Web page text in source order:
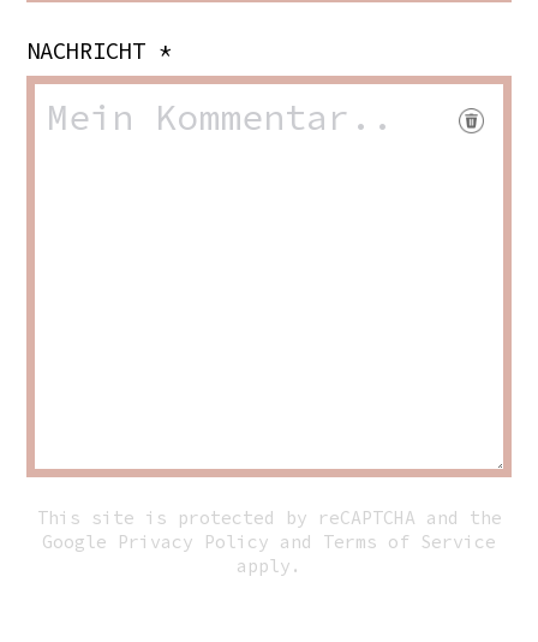
NACHRICHT *
This site is protected by reCAPTCHA and the
Google
Privacy Policy and Terms of Service
apply.